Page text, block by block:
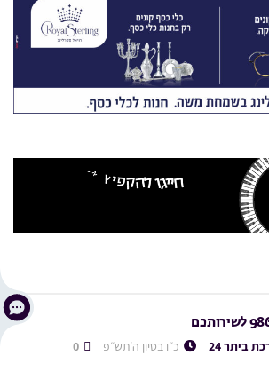
ביתר 24 כ״ו בסיון ה׳תש״פ